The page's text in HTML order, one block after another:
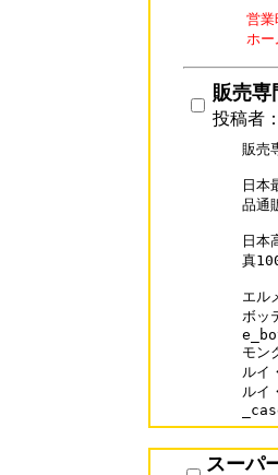
営業
ホー
販売専
投稿者
販売
日本
品通
日本
真
エ
ボッ
モン
ル
ルイ
スーパ